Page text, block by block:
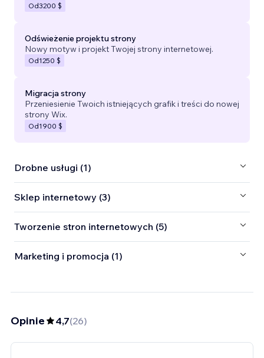
Od3200 $
Odświeżenie projektu strony
Nowy motyw i projekt Twojej strony internetowej.
Od1250 $
Migracja strony
Przeniesienie Twoich istniejących grafik i treści do nowej
strony Wix.
Od1900 $
Drobne usługi (1)
Sklep internetowy (3)
Tworzenie stron internetowych (5)
Marketing i promocja (1)
Opinie 4,7(26)